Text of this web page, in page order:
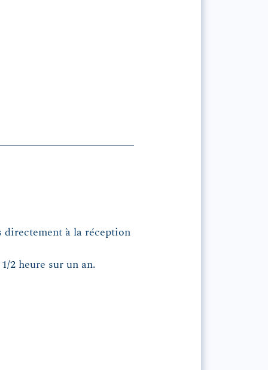
directement à la réception
2 heure sur un an.